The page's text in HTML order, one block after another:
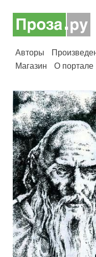
Авторы
Магазин
О портале